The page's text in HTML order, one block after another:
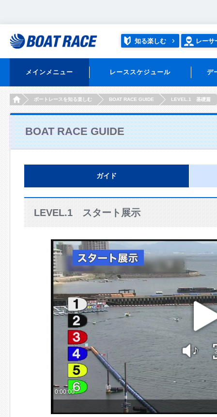
知る楽しむ レーサ
メインメニュー レーススケジュール デ
HOMEボートレースを知る楽しむ BOAT RACE GUIDE LEVEL.1 基礎篇
BOAT RACE GUIDE
ガイド
LEVEL.1 スタート展示
0:00:00